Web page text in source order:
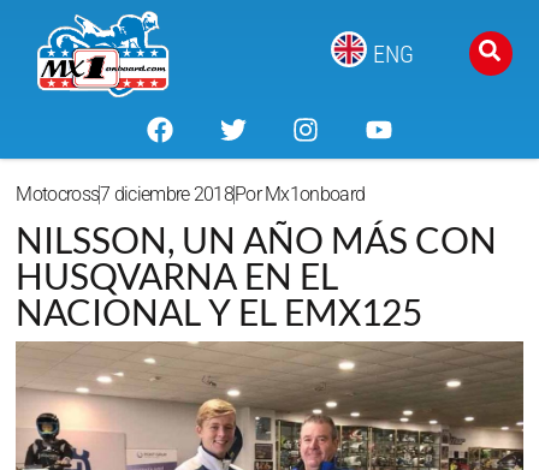
ENG
Motocross7 diciembre 2018PorMx1onboard
NILSSON, UN AÑO MÁS CON
HUSQVARNA EN EL
NACIONAL Y EL EMX125